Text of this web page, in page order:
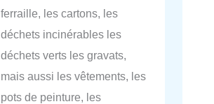
ferraille, les cartons, les
déchets incinérables les
déchets verts les gravats,
mais aussi les vêtements, les
pots de peinture, les